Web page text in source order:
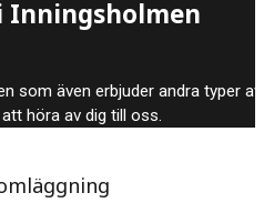
som även erbjuder andra typer
höra av dig till oss.